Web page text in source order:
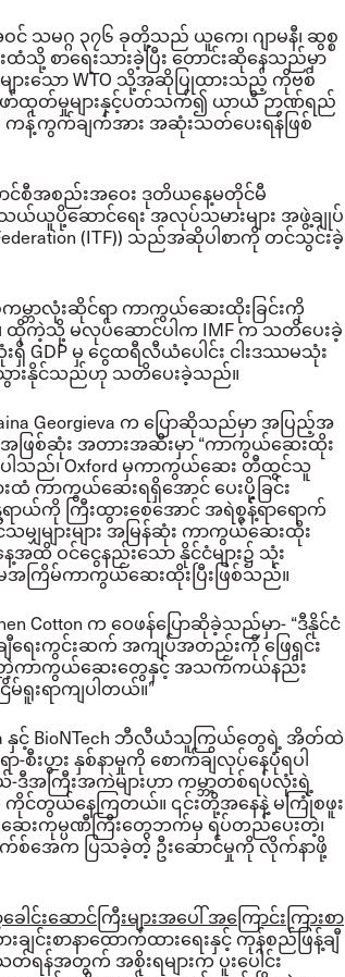
အဝင် သမဂ္ဂ ၃၇၆ ခုတို့သည် ယူကေ၊ ဂျာမနီ၊ ဆွစ္စ
သို့ စာရေးသားခဲ့ပြီး တောင်းဆိုနေသည်မှာ
များသော WTO သို့အဆိုပြုထားသည့် ကိုဗစ်
ဖော်ထုတ်မှုများနှင့်ပတ်သက်၍ ယာယီ ဉာဏ်ရည်
ကန့်ကွက်ချက်အား အဆုံးသတ်ပေးရန်ဖြစ်
ောင်စီအစည်းအဝေး ဒုတိယနေ့မတိုင်မီ
ယူပို့ဆောင်ရေး အလုပ်သမားများ အဖွဲ့ချုပ်
Federation (ITF)) သည်အဆိုပါစာကို တင်သွင်းခဲ့
ဘာလုံးဆိုင်ရာ ကာကွယ်ဆေးထိုးခြင်းကို
ထိုကဲ့သို့ မလုပ်ဆောင်ပါက IMF က သတိပေးခဲ့
GDP မှ ငွေထရီလီယံပေါင်း ငါးဒဿမသုံး
သွားနိုင်သည်ဟု သတိပေးခဲ့သည်။
Georgieva က ပြောဆိုသည်မှာ အပြည့်အ
ဖြစ်ဆုံး အတားအဆီးမှာ “ကာကွယ်ဆေးထိုး
ါသည်၊Oxford မှကာကွယ်ဆေး တီထွင်သူ
ထံ ကာကွယ်ဆေးရရှိအောင် ပေးပို့ခြင်း
ယ်ကို ကြီးထွားစေအောင် အရဲစွန့်ရာရောက်
င်သမျှများများ အမြန်ဆုံး ကာကွယ်ဆေးထိုး
အထိ ဝင်ငွေနည်းသော နိုင်ငံများ၌ သုံး
အကြိမ်ကာကွယ်ဆေးထိုးပြီးဖြစ်သည်။
Cotton က ဝေဖန်ပြောဆိုခဲ့သည်မှာ- “ဒီနိုင်ငံ
ျီရေးကွင်းဆက် အကျပ်အတည်းကို ဖြေရှင်း
င်တဲ့ကာကွယ်ဆေးတွေနှင့် အသက်ကယ်နည်း
ရူးရာကျပါတယ်။”
နှင့် BioNTech ဘီလီယံသူကြွယ်တွေရဲ့ အိတ်ထဲ
းပွား နှစ်နာမှုကို စောက်ချလုပ်နေပုံရပါ
ဒီအကြီးအကဲများဟာ ကမ္ဘာ့တစ်ရပ်လုံးရဲ့
ကိုင်တွယ်နေကြတယ်။ ၎င်းတို့အနေနဲ့ မကြုံစဖူး
းကုမ္ပဏီကြီးတွေဘက်မှ ရပ်တည်ပေးတဲ့၊
စ်အေက ပြသခဲ့တဲ့ ဦးဆောင်မှုကို လိုက်နာဖို့
ခေါင်းဆောင်ကြီးများအပေါ် အကြောင်းကြားစာ
င်းစာနာထောက်ထားရေးနှင့် ကုန်စည်ဖြန့်ချီ
န်အတွက် အစိုးရများက ပူးပေါင်း